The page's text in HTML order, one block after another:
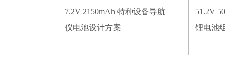
7.2V 2150mAh 特种设备导航
仪电池设计方案
51.2V
锂电池